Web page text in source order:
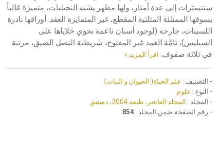
سنتيمترات إلى عدة أمتار، ولها مظهر يشبه النجيليات، متميزة غالباً
بسوقها الممتلئة المثلثية المقطع، غير المتمايزة العقد. أوراقها نادرة
اللسينات، جارحة (لوجود أسنان ناعمة تحوي خلاياها على
السيليس)، تامَّة الغمد غير المفتوح، شريطية النصل الضيق، مرتبة
في ثلاثة صفوف. اقرأ المزيد »
- التصنيف : علم الحياة( الحيوان و النبات)
- النوع : علوم
- المجلد : المجلد العاشر، طبعة 2004، دمشق
- رقم الصفحة ضمن المجلد : 854